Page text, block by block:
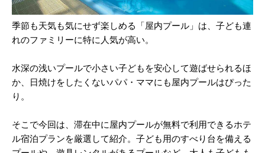
季節も天気も気にせず楽しめる「屋内プール」は、子ども連
れのファミリーに特に人気が高い。
水深の浅いプールで小さい子どもを安心して遊ばせられるほ
か、日焼けをしたくないパパ・ママにも屋内プールはぴった
り。
そこで今回は、滞在中に屋内プールが無料で利用できるホテ
ル宿泊プランを厳選して紹介。子ども用のすべり台を備える